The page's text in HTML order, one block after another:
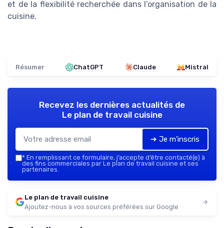
et de la flexibilité recherchée dans l’organisation de la
cuisine.
Résumer ChatGPT Claude Mistral
Recevez les dernières actualités de
Le plan de travail cuisine
➔ Je m'inscris
* En remplissant ce formulaire, j’accepte d’être contacté(e) à
des fins commerciales par Le plan de travail cuisine et ses
partenaires.
Le plan de travail cuisine
Ajoutez-nous à vos sources préférées sur Google